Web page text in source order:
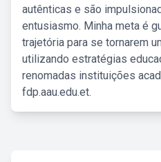
autênticas e são
entusiasmo. Minha meta é
trajetória para se tornarem
utilizando estratégias
renomadas instituições
fdp.aau.edu.et.